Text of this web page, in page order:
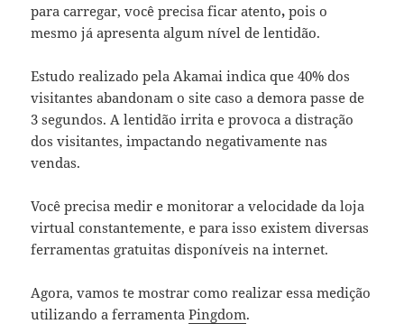
para carregar, você precisa ficar atento, pois o
mesmo já apresenta algum nível de lentidão.
Estudo realizado pela Akamai indica que 40% dos
visitantes abandonam o site caso a demora passe de
3 segundos. A lentidão irrita e provoca a distração
dos visitantes, impactando negativamente nas
vendas.
Você precisa medir e monitorar a velocidade da loja
virtual constantemente, e para isso existem diversas
ferramentas gratuitas disponíveis na internet.
Agora, vamos te mostrar como realizar essa medição
utilizando a ferramentaPingdom.